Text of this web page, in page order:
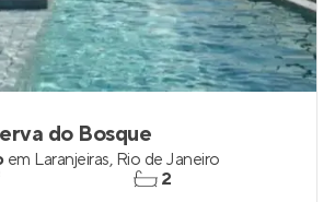
do Bosque
em Laranjeiras, Rio de Janeiro
2